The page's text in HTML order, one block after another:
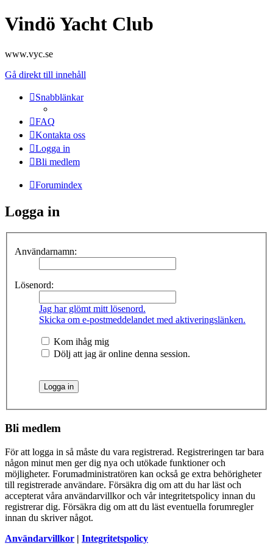
Vindö Yacht Club
www.vyc.se
Gå direkt till innehåll
Snabblänkar
FAQ
Kontakta oss
Logga in
Bli medlem
Forumindex
Logga in
Användarnamn:
Lösenord:
Jag har glömt mitt lösenord.
Skicka om e-postmeddelandet med aktiveringslänken.
Kom ihåg mig
Dölj att jag är online denna session.
Bli medlem
För att logga in så måste du vara registrerad. Registreringen tar bara
någon minut men ger dig nya och utökade funktioner och
möjligheter. Forumadministratören kan också ge extra behörigheter
till registrerade användare. Försäkra dig om att du har läst och
accepterat våra användarvillkor och vår integritetspolicy innan du
registrerar dig. Försäkra dig om att du läst eventuella forumregler
innan du skriver något.
Användarvillkor | Integritetspolicy